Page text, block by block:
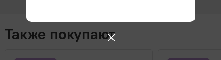
Также покупают